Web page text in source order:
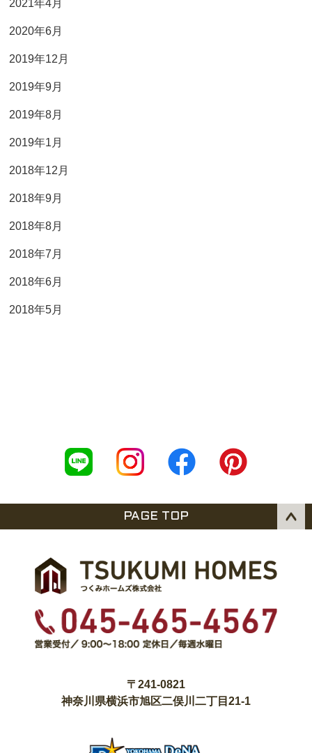
2021年4月
2020年6月
2019年12月
2019年9月
2019年8月
2019年1月
2018年12月
2018年9月
2018年8月
2018年7月
2018年6月
2018年5月
PAGE TOP
〒241-0821
神奈川県横浜市旭区二俣川二丁目21-1